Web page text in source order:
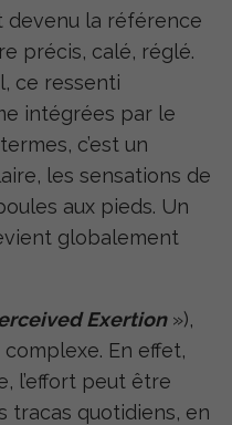
la référence
précis, calé, réglé.
ce ressenti
intégrées par le
c’est un
les sensations de
aux pieds. Un
globalement
Exertion»),
En effet,
l’effort peut être
tracas quotidiens, en